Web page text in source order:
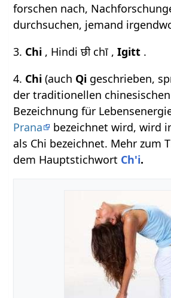
forschen nach,
durchsuchen, jemand
3. Chi , Hindi छी chī ,Igitt .
4. Chi (auch Qi geschrieben,
der traditionellen
Bezeichnung für
Prana
bezeichnet wird, wird
als Chi bezeichnet. Mehr zum
dem Hauptstichwort Ch'i.